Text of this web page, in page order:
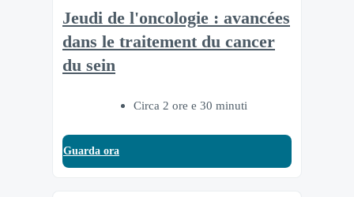
Jeudi de l'oncologie : avancées
dans le traitement du cancer
du sein
Circa 2 ore e 30 minuti
Guarda ora